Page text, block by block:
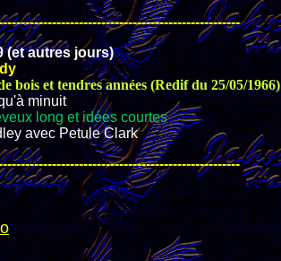
(et autres jours)
bois et tendres années (Redif du 25/05/1966)
minuit
long et idées courtes
avec Petule Clark